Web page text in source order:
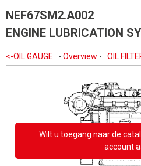
NEF67SM2.A002
ENGINE LUBRICATION
<-OIL GAUGE - Overview - OIL
Wilt u toegang naar de
account